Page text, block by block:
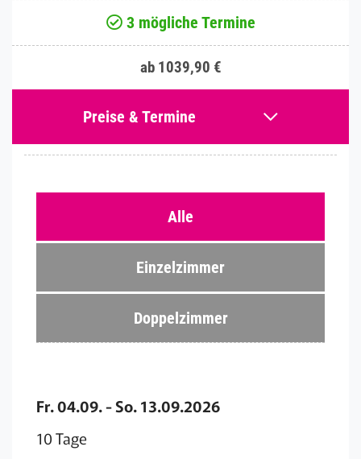
3 mögliche Termine
ab 1039,90 €
Preise & Termine
Alle
Einzelzimmer
Doppelzimmer
Fr. 04.09. - So. 13.09.2026
10 Tage